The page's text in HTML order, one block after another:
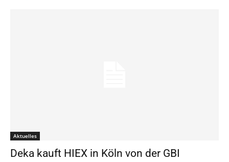
Aktuelles
Deka kauft HIEX in Köln von der GBI